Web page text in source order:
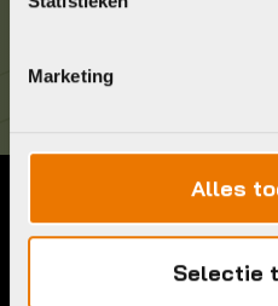
Marketing
Alles
Selectie
Contact
036 5304422